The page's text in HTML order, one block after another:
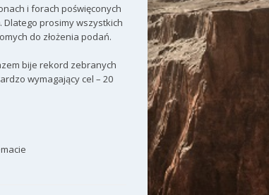
i forach poświęconych
Dlatego prosimy wszystkich
do złożenia podań.
bije rekord zebranych
wymagający cel – 20